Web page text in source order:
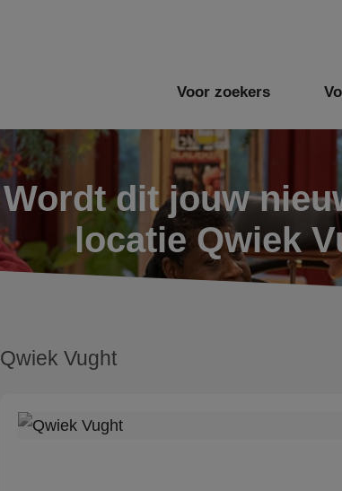
Voor zoekers
Wordt dit jouw
locatie Qwiek
Qwiek Vught